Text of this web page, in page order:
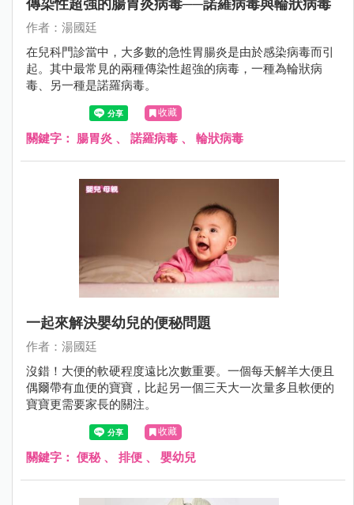
傳染性超強的腸胃炎病毒──諾羅病毒與輪狀病毒
作者：湯國廷
在兒科門診當中，大多數的急性胃腸炎是由於感染病毒而引
起。其中最常見的兩種傳染性超強的病毒，一種為輪狀病
毒、另一種是諾羅病毒。
收藏
關鍵字： 腸胃炎 、 諾羅病毒 、 輪狀病毒
一起來解決嬰幼兒的便秘問題
作者：湯國廷
沒錯！大便的軟硬程度遠比次數重要。一個每天解羊大便且
偶爾帶有血便的寶寶，比起另一個三天大一次量多且軟便的
寶寶更需要家長的關注。
收藏
關鍵字： 便秘、 排便 、 嬰幼兒